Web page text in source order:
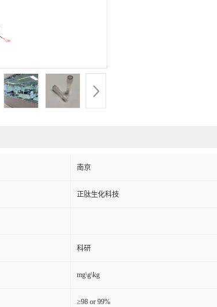
南京
正肽生化科技
科研
mg\g\kg
≥98 or 99%